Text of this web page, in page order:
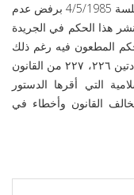
بموجب الدستور الدستوري العالي قد قضت بجلسة 4/5/1985 برفض عدم
المدني ونشر هذا الحكم في الجريدة
يتم حذف الحكم المطعون فيه رغم ذلك
على الحكم المنتهي فيما بعد من إهدار نص المادتين ٢٢٦، ٢٢٧ من القانون
التي أقرها الدستور
القانون وأخطاء في